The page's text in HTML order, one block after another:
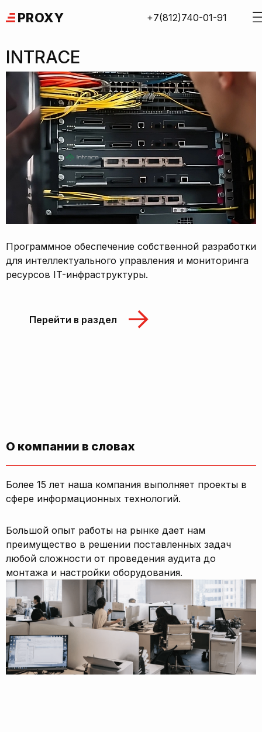
to
PROXY +7(812)740-01-91
INTRACE
Программное обеспечение собственной разработки
для интеллектуального управления и мониторинга
ресурсов IT-инфраструктуры.
Перейти в раздел
О компании в словах
Более 15 лет наша компания выполняет проекты в
сфере информационных технологий.
Большой опыт работы на рынке дает нам
преимущество в решении поставленных задач
любой сложности от проведения аудита до
монтажа и настройки оборудования.